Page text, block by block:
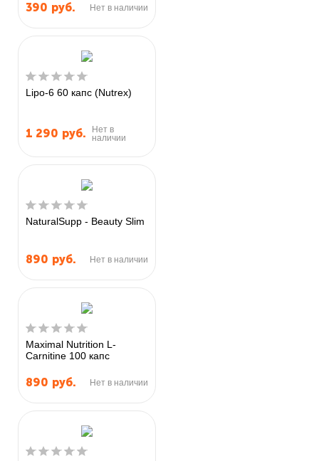
390 руб. Нет в наличии
Lipo-6 60 капс (Nutrex)
1 290 руб.
Нет в
наличии
NaturalSupp - Beauty Slim
890 руб. Нет в наличии
Maximal Nutrition L-
Carnitine 100 капс
890 руб. Нет в наличии